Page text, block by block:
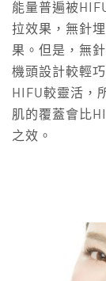
能量普遍被
拉效果，無針
果。但是，無
機頭設計較輕
HIFU較靈活，
肌的覆蓋會比
之效。